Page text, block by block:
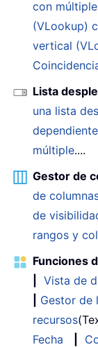
con
(VLookup)
vertical
Lista
una lista
dependiente
múltiple....
Gestor de
de
de
rangos y
Funciones
Vista de
Gestor de
recursos
Fecha